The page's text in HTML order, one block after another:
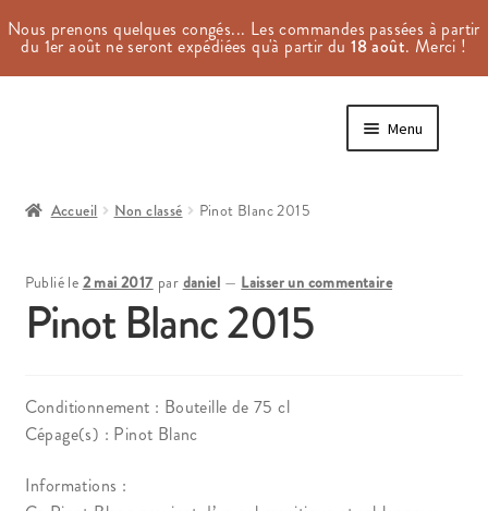
Nous prenons quelques congés... Les commandes passées à partir
du 1er août ne seront expédiées qu'à partir du18 août. Merci !
navigation
Menu
Aji Manager
Conditions Générales d’Utilisation
Accueil Non classé Pinot Blanc 2015
Publié le 2 mai 2017 par daniel — Laisser un commentaire
Pinot Blanc 2015
Conditionnement : Bouteille de 75 cl
Cépage(s) : Pinot Blanc
Informations :